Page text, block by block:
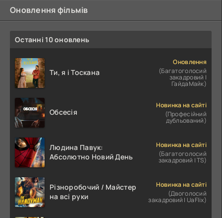
Оновлення фільмів
Останні 10 оновлень
Ти, я і Тоскана
Оновлення
(Багатоголосий
закадровий |
ГайдаМайк)
Обсесія
Новинка на сайті
(Професійний
дубльований)
Людина Павук:
Абсолютно Новий День
Новинка на сайті
(Багатоголосий
закадровий | TS)
Різноробочий / Майстер
на всі руки
Новинка на сайті
(Двоголосий
закадровий | UaFlix)